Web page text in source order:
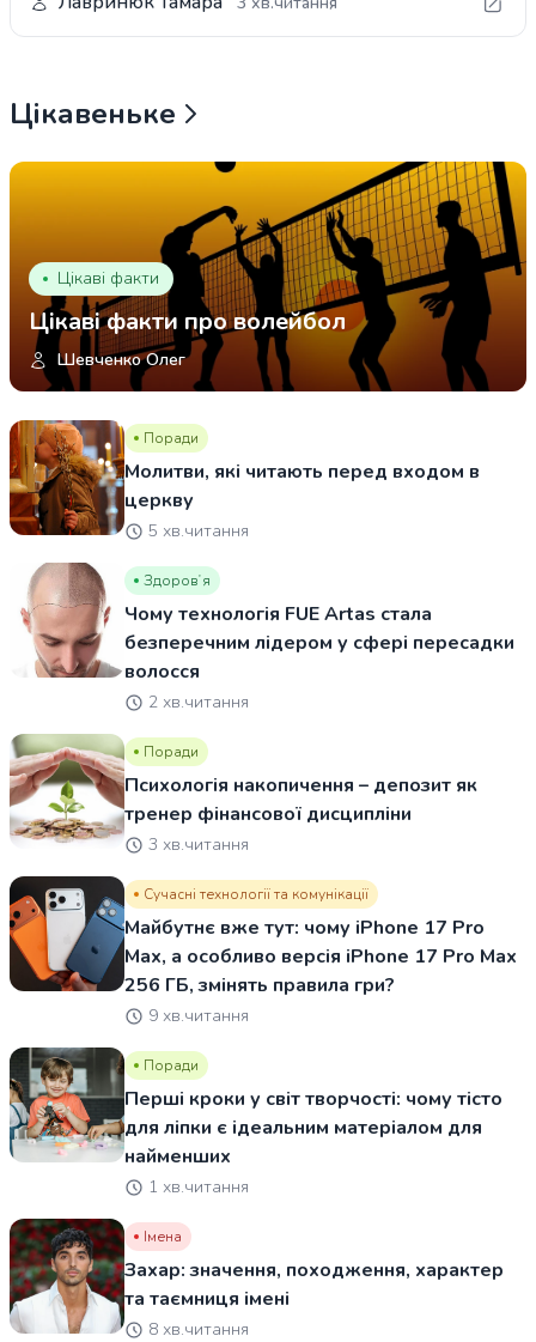
Цікавеньке
Цікаві факти
Цікаві факти про волейбол
Шевченко Олег
Поради
Молитви, які читають перед входом в
церкву
5 хв.читання
Здоровʼя
Чому технологія FUE Artas стала
безперечним лідером у сфері пересадки
волосся
2 хв.читання
Поради
Психологія накопичення – депозит як
тренер фінансової дисципліни
3 хв.читання
Сучасні технології та комунікації
Майбутнє вже тут: чому iPhone 17 Pro
Max, а особливо версія iPhone 17 Pro Max
256 ГБ, змінять правила гри?
9 хв.читання
Поради
Перші кроки у світ творчості: чому тісто
для ліпки є ідеальним матеріалом для
найменших
1 хв.читання
Імена
Захар: значення, походження, характер
та таємниця імені
8 хв.читання